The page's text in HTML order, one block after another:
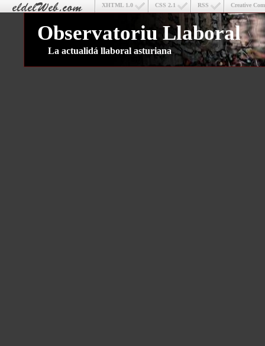
Creative
RSS
CSS 2.1
XHTML 1.0
Observatoriu Llaboral
La actualidá llaboral asturiana